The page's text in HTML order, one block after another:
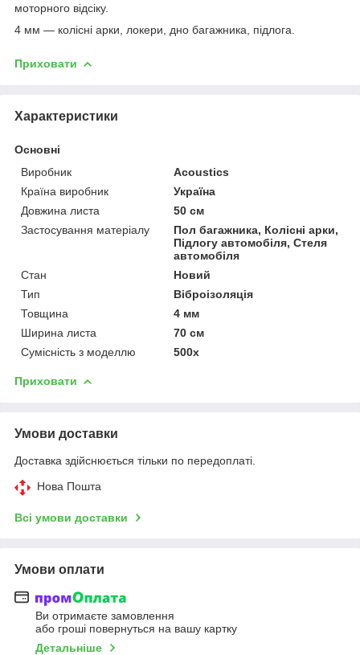
моторного відсіку.
4 мм — колісні арки, локери, дно багажника, підлога.
Приховати
Характеристики
Основні
Виробник
Acoustics
Країна виробник
Україна
Довжина листа
50 см
Застосування матеріалу
Пол багажника, Колісні арки,
Підлогу автомобіля, Стеля
автомобіля
Стан
Новий
Тип
Віброізоляція
Товщина
4 мм
Ширина листа
70 см
Сумісність з моделлю
500x
Приховати
Умови доставки
Доставка здійснюється тільки по передоплаті.
Нова Пошта
Всі умови доставки
Умови оплати
Ви отримаєте замовлення
або гроші повернуться на вашу картку
Детальніше